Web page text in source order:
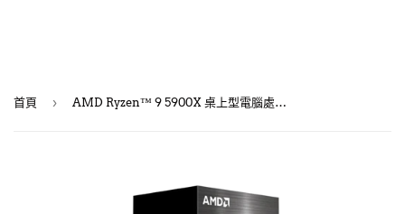
首頁 › AMD Ryzen™ 9 5900X 桌上型電腦處理器